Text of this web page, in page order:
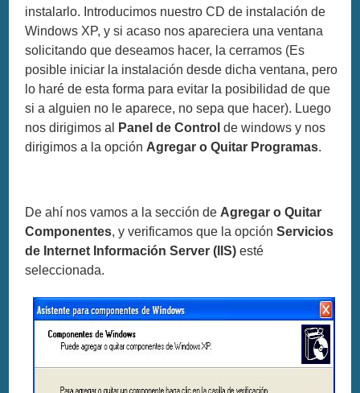
instalarlo. Introducimos nuestro CD de instalación de
Windows XP, y si acaso nos apareciera una ventana
solicitando que deseamos hacer, la cerramos (Es
posible iniciar la instalación desde dicha ventana, pero
lo haré de esta forma para evitar la posibilidad de que
si a alguien no le aparece, no sepa que hacer). Luego
nos dirigimos al
Panel de Control de windows y nos
dirigimos a la opción Agregar o Quitar Programas.
De ahí nos vamos a la sección de Agregar o Quitar
Componentes, y verificamos que la opciónServicios
de Internet Información Server (IIS) esté
seleccionada.